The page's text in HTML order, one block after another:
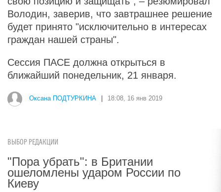
Володин, заверив, что завтрашнее решение
будет принято "исключительно в интересах
граждан нашей страны".
Сессия ПАСЕ должна открыться в
ближайший понедельник, 21 января.
Оксана ПОДТУРКИНА 18:08, 16 янв 2019
ВЫБОР РЕДАКЦИИ
"Пора убрать": в Британии
ошеломлены ударом России по
Киеву